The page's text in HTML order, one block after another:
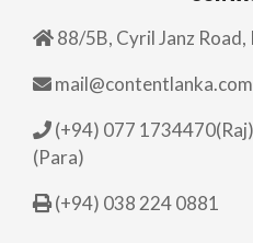
88/5B, Cyril Janz Road,
mail@contentlanka.com
(+94) 077
(Para)
(+94) 038 224 0881